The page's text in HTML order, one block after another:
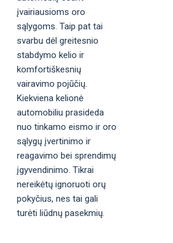
įvairiausioms oro
sąlygoms. Taip pat tai
svarbu dėl greitesnio
stabdymo kelio ir
komfortiškesnių
vairavimo pojūčių.
Kiekviena kelionė
automobiliu prasideda
nuo tinkamo eismo ir oro
sąlygų įvertinimo ir
reagavimo bei sprendimų
įgyvendinimo. Tikrai
nereikėtų ignoruoti orų
pokyčius, nes tai gali
turėti liūdnų pasekmių.